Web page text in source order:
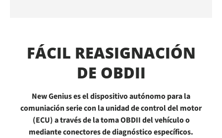
FÁCIL REASIGNACIÓN
DE OBDII
New Genius es el dispositivo autónomo para la
comuniación serie con la unidad de control del motor
(ECU) a través de la toma OBDII del vehículo o
mediante conectores de diagnóstico específicos.